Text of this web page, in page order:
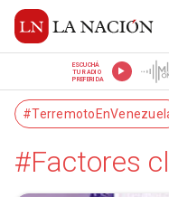
ESCUCHÁ
TU RADIO
PREFERIDA
#Factores